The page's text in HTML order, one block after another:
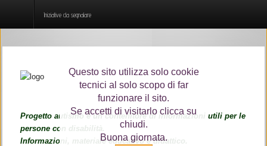
Questo sito utilizza solo cookie
tecnici al solo scopo di far
funzionare il sito.
Se accetti di visitarlo clicca su
chiudi.
Buona giornata.
Chi siamo
Ultime notizie
Iniziative da segnalare
Progetto autismo è un contenitore di informazioni utili per le
persone con disabilità.
Informazioni, materiale educativo e didattico.